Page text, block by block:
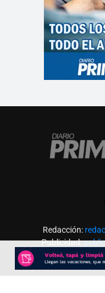
Redacción:
Publicidad:
Dirección: Av. San